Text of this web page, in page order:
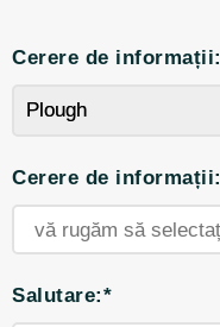
Cerere de informații:
Cerere de informații:
Salutare:*